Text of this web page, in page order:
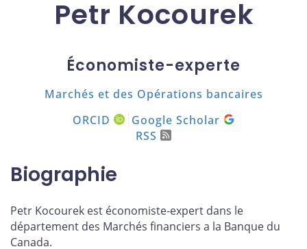
Petr Kocourek
Économiste-experte
Marchés et des Opérations bancaires
ORCID
Google Scholar
RSS
Biographie
Petr Kocourek est économiste-expert dans le
département des Marchés financiers a la Banque du
Canada.